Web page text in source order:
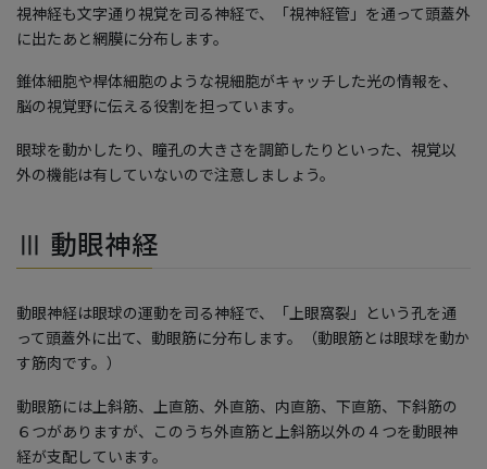
視神経も文字通り視覚を司る神経で、「視神経管」を通って頭蓋外
に出たあと網膜に分布します。
錐体細胞や桿体細胞のような視細胞がキャッチした光の情報を、
脳の視覚野に伝える役割を担っています。
眼球を動かしたり、瞳孔の大きさを調節したりといった、視覚以
外の機能は有していないので注意しましょう。
Ⅲ 動眼神経
動眼神経は眼球の運動を司る神経で、「上眼窩裂」という孔を通
って頭蓋外に出て、動眼筋に分布します。（動眼筋とは眼球を動か
す筋肉です。）
動眼筋には上斜筋、上直筋、外直筋、内直筋、下直筋、下斜筋の
６つがありますが、このうち外直筋と上斜筋以外の４つを動眼神
経が支配しています。